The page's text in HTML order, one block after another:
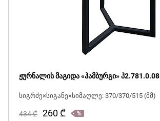
ჟურნალის მაგიდა «ჰამბურგი» პ2.781.0.08
სიგრძე×სიგანე×სიმაღლე: 370/370/515 (მმ)
434₾ 260 ₾